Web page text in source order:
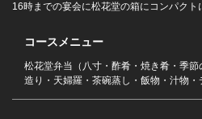
16時までの宴会に松花堂の箱にコンパクト
コースメニュー
松花堂弁当（八寸・酢肴・焼き肴・季節
造り・天婦羅・茶碗蒸し・飯物・汁物・